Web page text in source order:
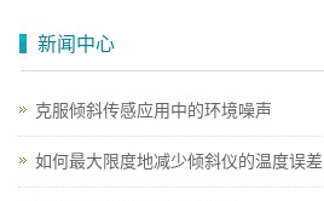
新闻中心
克服倾斜传感应用中的环境噪声
如何最大限度地减少倾斜仪的温度误差